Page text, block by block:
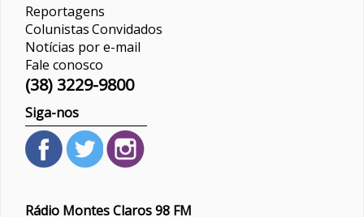
Reportagens
ColunistasConvidados
Notícias por e-mail
Fale conosco
(38) 3229-9800
Siga-nos
Rádio Montes Claros 98 FM